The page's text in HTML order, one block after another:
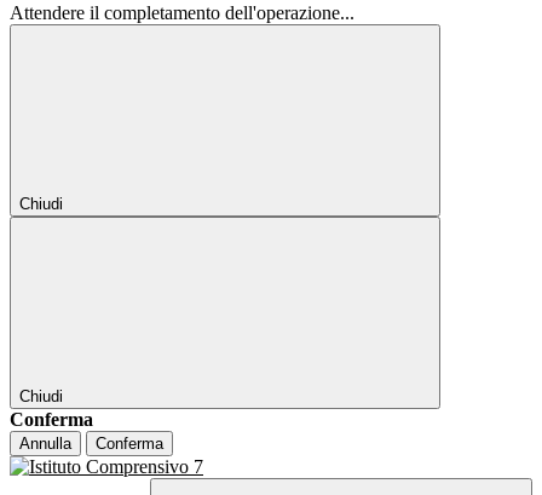
Attendere il completamento dell'operazione...
Chiudi
Chiudi
Conferma
Annulla Conferma